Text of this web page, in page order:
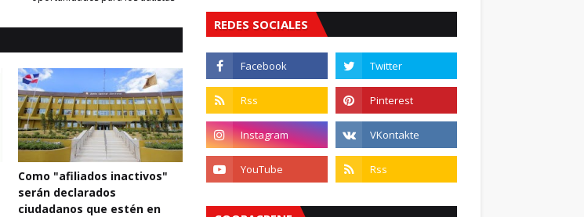
Como "afiliados inactivos"
serán declarados
ciudadanos que estén en
REDES SOCIALES